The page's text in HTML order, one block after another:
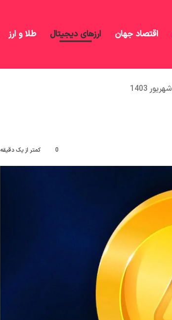
اقتصاد جهان ارزهای دیجیتال طلا و ارز
0 کمتر از یک دقیقه